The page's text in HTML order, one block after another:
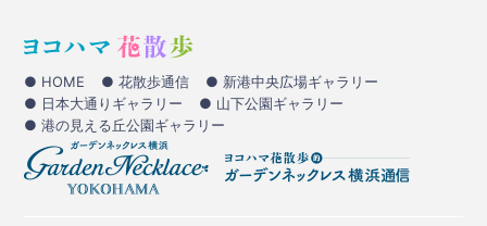
● HOME ● 花散歩通信
● 新港中央広場ギャラリー
● 日本大通りギャラリー
● 山下公園ギャラリー
● 港の見える丘公園ギャラリー